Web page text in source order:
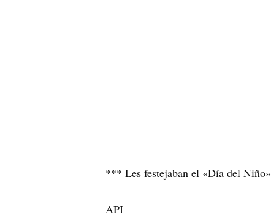
*** Les festejaban el «Día del Niño»
API